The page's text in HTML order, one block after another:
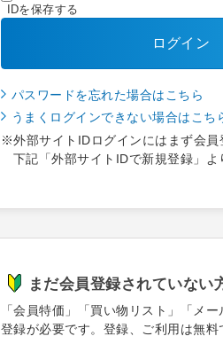
IDを保存する
ログイン
パスワードを忘れた場合はこちら
うまくログインできない場合はこち
※外部サイトIDログインにはまず会員
下記「外部サイトIDで新規登録」よ
まだ会員登録されていない
「会員特価」「買い物リスト」「メ
登録が必要です。登録、ご利用は無料